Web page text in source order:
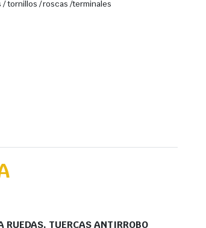
tornillos / roscas /terminales
RUEDAS, TUERCAS ANTIRROBO